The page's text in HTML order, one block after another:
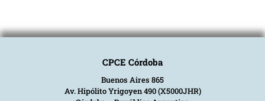
CPCE Córdoba
Buenos Aires 865
Av. Hipólito Yrigoyen 490 (X5000JHR)